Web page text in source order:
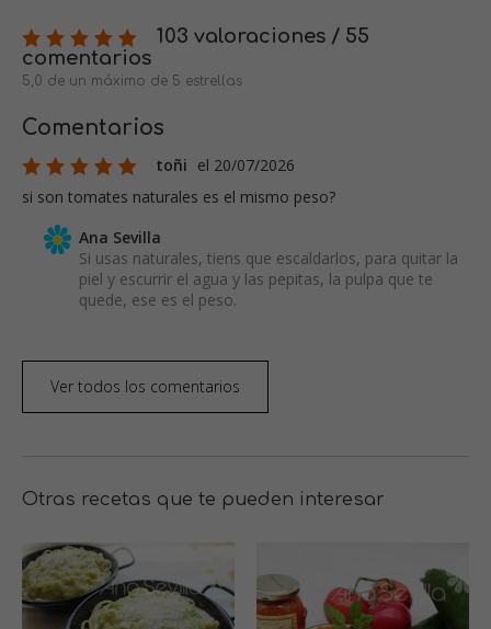
103 valoraciones / 55
comentarios
5,0 de un máximo de 5 estrellas
Comentarios
toñi el 20/07/2026
si son tomates naturales es el mismo peso?
Ana Sevilla
Si usas naturales, tiens que escaldarlos, para quitar la
piel y escurrir el agua y las pepitas, la pulpa que te
quede, ese es el peso.
Ver todos los comentarios
Otras recetas que te pueden interesar